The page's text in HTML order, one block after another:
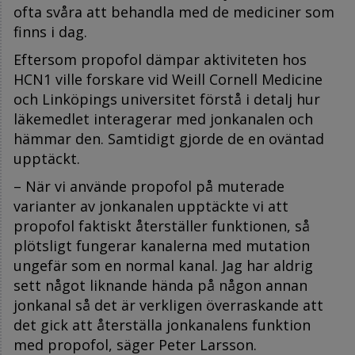
ofta svåra att behandla med de mediciner som
finns i dag.
Eftersom propofol dämpar aktiviteten hos
HCN1 ville forskare vid Weill Cornell Medicine
och Linköpings universitet förstå i detalj hur
läkemedlet interagerar med jonkanalen och
hämmar den. Samtidigt gjorde de en oväntad
upptäckt.
– När vi använde propofol på muterade
varianter av jonkanalen upptäckte vi att
propofol faktiskt återställer funktionen, så
plötsligt fungerar kanalerna med mutation
ungefär som en normal kanal. Jag har aldrig
sett något liknande hända på någon annan
jonkanal så det är verkligen överraskande att
det gick att återställa jonkanalens funktion
med propofol, säger Peter Larsson.